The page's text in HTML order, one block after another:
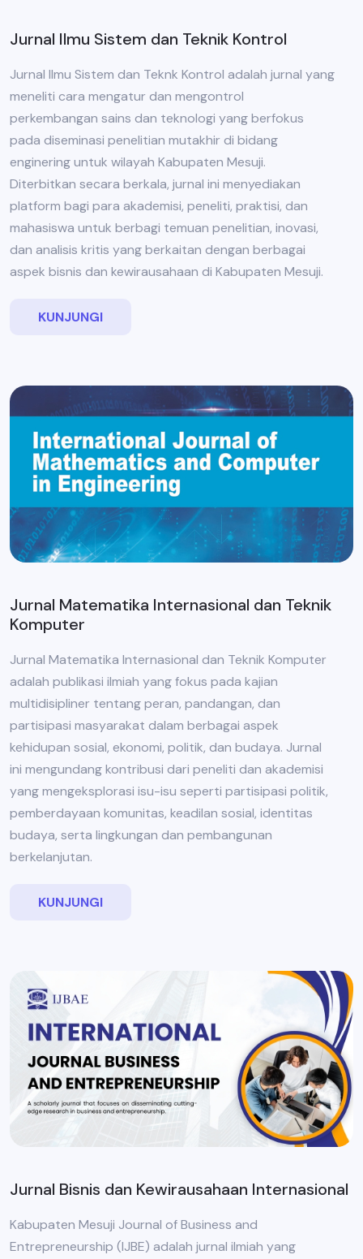
Jurnal Ilmu Sistem dan Teknik Kontrol
Jurnal Ilmu Sistem dan Teknk Kontrol adalah jurnal yang
meneliti cara mengatur dan mengontrol
perkembangan sains dan teknologi yang berfokus
pada diseminasi penelitian mutakhir di bidang
enginering untuk wilayah Kabupaten Mesuji.
Diterbitkan secara berkala, jurnal ini menyediakan
platform bagi para akademisi, peneliti, praktisi, dan
mahasiswa untuk berbagi temuan penelitian, inovasi,
dan analisis kritis yang berkaitan dengan berbagai
aspek bisnis dan kewirausahaan di Kabupaten Mesuji.
KUNJUNGI
Jurnal Matematika Internasional dan Teknik
Komputer
Jurnal Matematika Internasional dan Teknik Komputer
adalah publikasi ilmiah yang fokus pada kajian
multidisipliner tentang peran, pandangan, dan
partisipasi masyarakat dalam berbagai aspek
kehidupan sosial, ekonomi, politik, dan budaya. Jurnal
ini mengundang kontribusi dari peneliti dan akademisi
yang mengeksplorasi isu-isu seperti partisipasi politik,
pemberdayaan komunitas, keadilan sosial, identitas
budaya, serta lingkungan dan pembangunan
berkelanjutan.
KUNJUNGI
Jurnal Bisnis dan Kewirausahaan Internasional
Kabupaten Mesuji Journal of Business and
Entrepreneurship (IJBE) adalah jurnal ilmiah yang